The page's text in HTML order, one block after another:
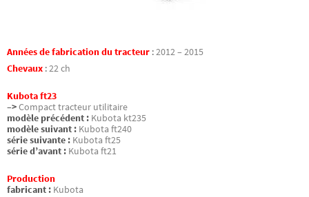
Années de fabrication du tracteur :2012 – 2015
Chevaux :22 ch
Kubota ft23
–>Compact tracteur utilitaire
modèle précédent : Kubota kt235
modèle suivant : Kubota ft240
série suivante : Kubota ft25
série d’avant : Kubota ft21
Production
fabricant : Kubota